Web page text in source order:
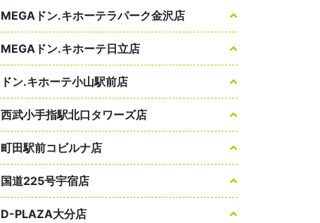
MEGAドン.キホーテラパーク金沢店
MEGAドン.キホーテ日立店
ドン.キホーテ小山駅前店
西武小手指駅北口タワーズ店
町田駅前コビルナ店
国道225号宇宿店
D-PLAZA大分店